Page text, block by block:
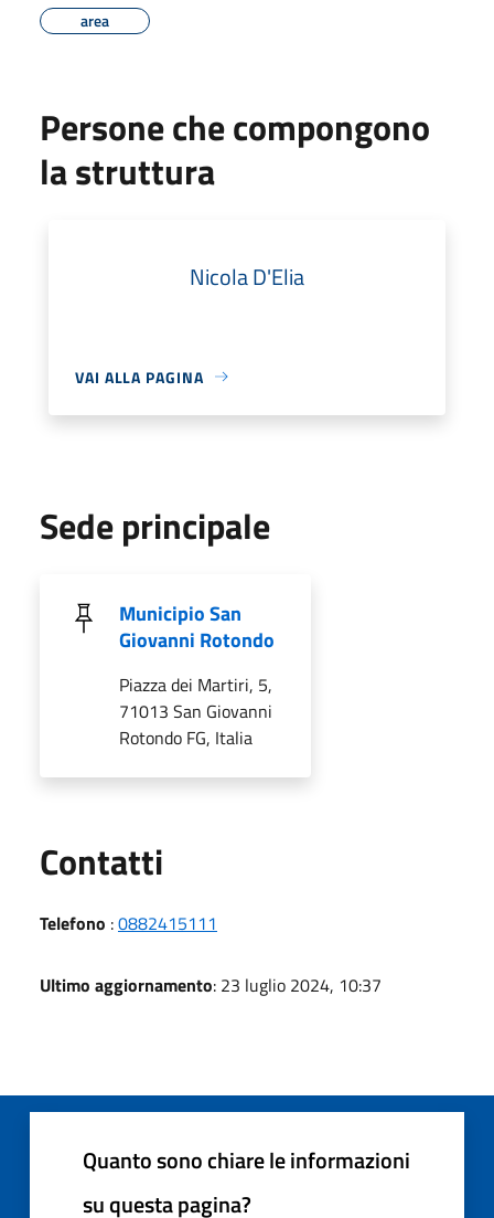
area
Persone che compongono
la struttura
Nicola D'Elia
VAI ALLA PAGINA
Sede principale
Municipio San
Giovanni Rotondo
Piazza dei Martiri, 5,
71013 San Giovanni
Rotondo FG, Italia
Contatti
Telefono :0882415111
Ultimo aggiornamento: 23 luglio 2024, 10:37
Quanto sono chiare le informazioni
su questa pagina?